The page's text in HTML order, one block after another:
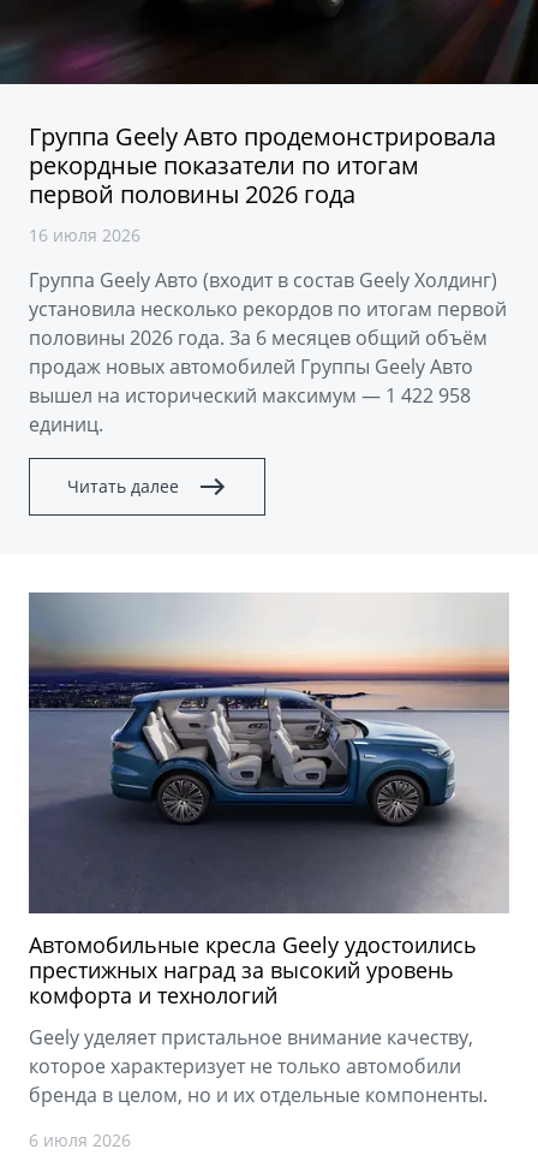
от 4 349 990 ₽* от 3 079 990 ₽*
ФИНАНСЫ И УСЛУГИ
Автокредит
Расчет КАСКО
Страхование
GEELY Лизинг
Советы по эксплуатации
Спецпредложения
ПОДДЕРЖКА
Помощь на дорогах
Гарантия Geely
Сервисная книжка
Вопросы и ответы
Группа Geely Авто продемонстрировала
рекордные показатели по итогам
первой половины 2026 года
16 июля 2026
Группа Geely Авто (входит в состав Geely Холдинг)
установила несколько рекордов по итогам первой
половины 2026 года. За 6 месяцев общий объём
продаж новых автомобилей Группы Geely Авто
вышел на исторический максимум — 1 422 958
единиц.
Читать далее
Автомобильные кресла Geely удостоились
престижных наград за высокий уровень
комфорта и технологий
Geely уделяет пристальное внимание качеству,
которое характеризует не только автомобили
бренда в целом, но и их отдельные компоненты.
6 июля 2026